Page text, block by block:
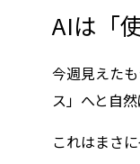
AIは「
今週見えた
ス」へと自
これはまさ